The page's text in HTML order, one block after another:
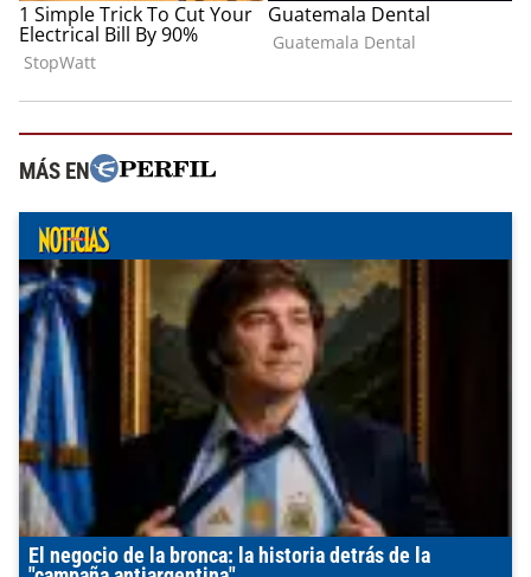
MÁS EN
El negocio de la bronca: la historia detrás de la